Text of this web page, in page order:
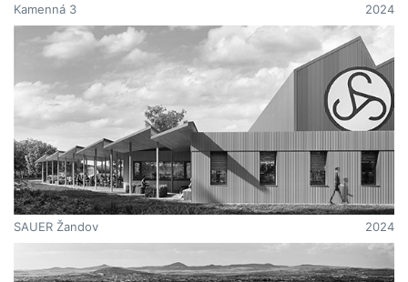
Kamenná 3 2024
SAUER Žandov 2024